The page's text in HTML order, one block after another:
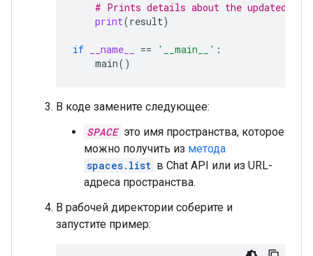
# Prints details about the updated
print(result)
if __name__ == '__main__' :
main()
В коде замените следующее:
SPACE это имя пространства, которое
можно получить из метода
spaces.list в Chat API или из URL-
адреса пространства.
В рабочей директории соберите и
запустите пример: